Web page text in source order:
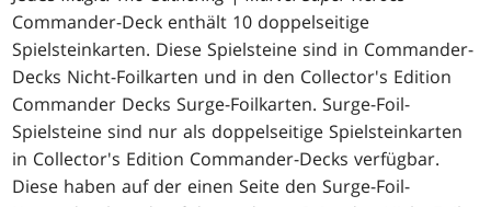
Commander-Deck enthält 10 doppelseitige
Spielsteinkarten. Diese Spielsteine sind in Commander-
Decks Nicht-Foilkarten und in den Collector's Edition
Commander Decks Surge-Foilkarten. Surge-Foil-
Spielsteine sind nur als doppelseitige Spielsteinkarten
in Collector's Edition Commander-Decks verfügbar.
Diese haben auf der einen Seite den Surge-Foil-